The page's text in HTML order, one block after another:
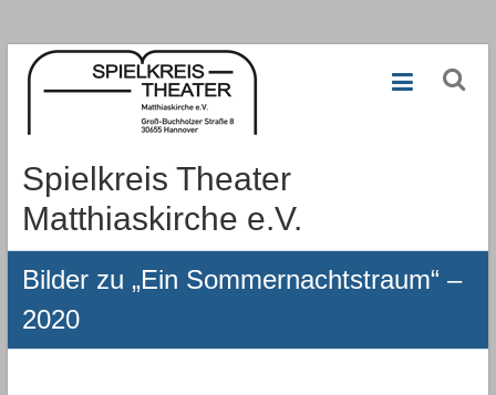
Zum
Inhalt
Spielkreis Theater
Matthiaskirche e.V.
Bilder zu „Ein Sommernachtstraum“ –
2020